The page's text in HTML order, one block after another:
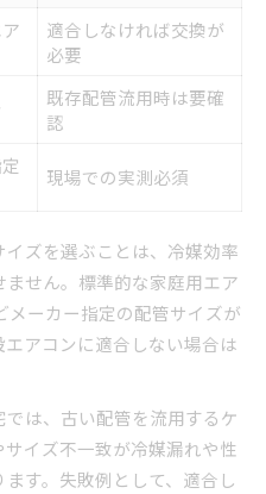
適合しなければ交換が
必要
既存配管流用時は要確
認
現場での実測必須
ズを選ぶことは、冷媒効率
せん。標準的な家庭用エア
メーカー指定の配管サイズが
アコンに適合しない場合は
は、古い配管を流用するケ
イズ不一致が冷媒漏れや性
す。失敗例として、適合し